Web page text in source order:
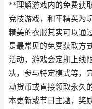
**理解游戏内的免费获
竞技游戏，和平精英为
精美的衣服其实可以通
是最常见的免费获取方
活动，游戏会定期上线
决，参与特定模式等，
动货币或直接领取永久
本更新或节日主题，奖